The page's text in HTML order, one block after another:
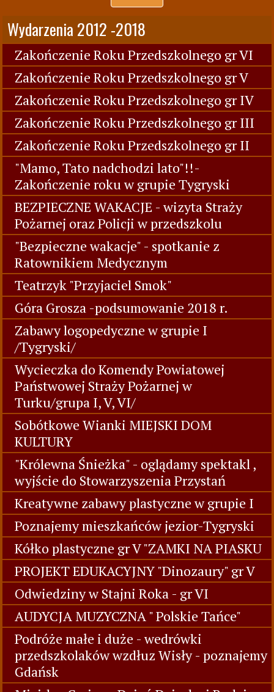
Wydarzenia 2012 -2018
Zakończenie Roku Przedszkolnego gr VI
Zakończenie Roku Przedszkolnego gr V
Zakończenie Roku Przedszkolnego gr IV
Zakończenie Roku Przedszkolnego gr III
Zakończenie Roku Przedszkolnego gr II
"Mamo, Tato nadchodzi lato"!!-
Zakończenie roku w grupie Tygryski
BEZPIECZNE WAKACJE - wizyta Straży
Pożarnej oraz Policji w przedszkolu
"Bezpieczne wakacje" - spotkanie z
Ratownikiem Medycznym
Teatrzyk "Przyjaciel Smok"
Góra Grosza -podsumowanie 2018 r.
Zabawy logopedyczne w grupie I
/Tygryski/
Wycieczka do Komendy Powiatowej
Państwowej Straży Pożarnej w
Turku/grupa I, V, VI/
Sobótkowe Wianki MIEJSKI DOM
KULTURY
"Królewna Śnieżka" - oglądamy spektakl ,
wyjście do Stowarzyszenia Przystań
Kreatywne zabawy plastyczne w grupie I
Poznajemy mieszkańców jezior-Tygryski
Kółko plastyczne gr V "ZAMKI NA PIASKU
PROJEKT EDUKACYJNY "Dinozaury" gr V
Odwiedziny w Stajni Roka - gr VI
AUDYCJA MUZYCZNA " Polskie Tańce"
Podróże małe i duże - wedrówki
przedszkolaków wzdłuz Wisły - poznajemy
Gdańsk